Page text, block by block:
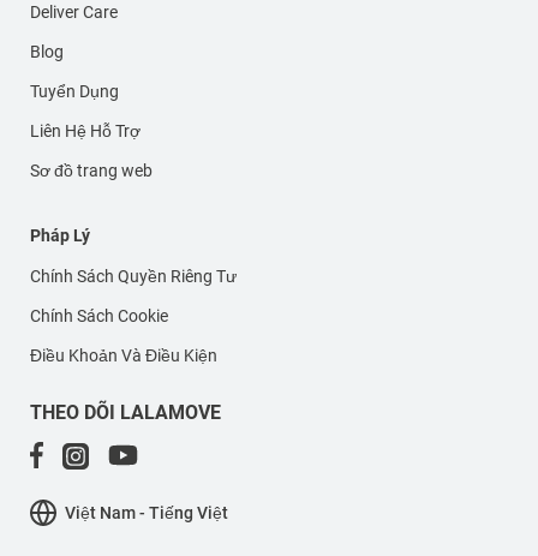
Deliver Care
Blog
Tuyển Dụng
Liên Hệ Hỗ Trợ
Sơ đồ trang web
Pháp Lý
Chính Sách Quyền Riêng Tư
Chính Sách Cookie
Điều Khoản Và Điều Kiện
THEO DÕI LALAMOVE
Việt Nam - Tiếng Việt